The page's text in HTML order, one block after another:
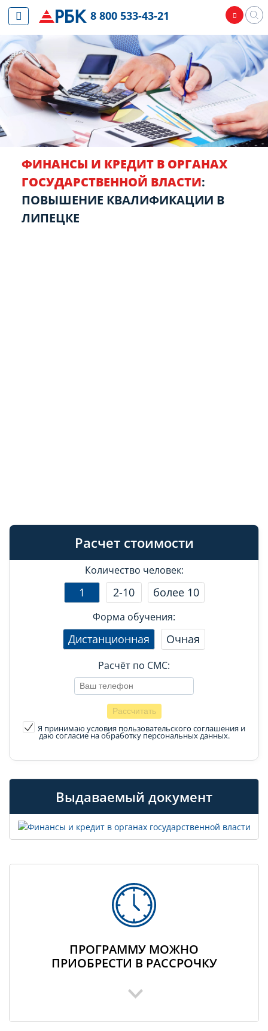
ФИНАНСЫ И КРЕДИТ В ОРГАНАХ
ГОСУДАРСТВЕННОЙ ВЛАСТИ:
ПОВЫШЕНИЕ КВАЛИФИКАЦИИ В
ЛИПЕЦКЕ
Расчет стоимости
Количество человек:
1 2-10 более 10
Форма обучения:
Дистанционная Очная
Расчёт по СМС:
Я принимаю условия пользовательского соглашения и
даю согласие на обработку персональных данных.
Выдаваемый документ
ПРОГРАММУ МОЖНО
ПРИОБРЕСТИ В РАССРОЧКУ
8 800 533-43-21